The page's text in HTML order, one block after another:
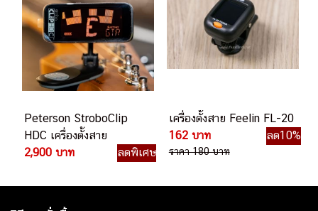
Peterson StroboClip
HDC เครื่องตั้งสาย
2,900 บาท
ลดพิเศษ
เครื่องตั้งสาย Feelin FL-20
162 บาท
ลด10%
ราคา 180 บาท